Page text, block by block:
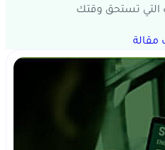
التي تستحق وقتك